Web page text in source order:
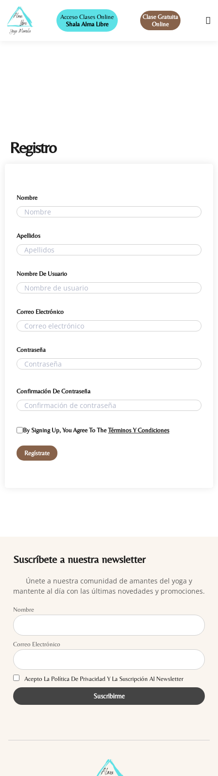
Acceso Clases Online
Shala Alma Libre
Clase Gratuita
Online
Registro
Nombre
Apellidos
Nombre De Usuario
Correo Electrónico
Contraseña
Confirmación De Contraseña
By Signing Up, You Agree To The Términos Y Condiciones
Regístrate
Suscríbete a nuestra newsletter
Únete a nuestra comunidad de amantes del yoga y
mantente al día con las últimas novedades y promociones.
Nombre
Correo Electrónico
Acepto La Política De Privacidad Y La Suscripción Al Newsletter